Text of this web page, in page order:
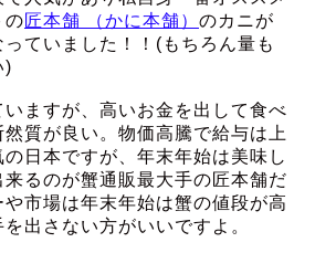
の匠本舗 （かに本舗） のカニが
ていました！！(もちろん量も
)
ますが、高いお金を出して食べ
質が良い。物価高騰で給与は上
日本ですが、年末年始は美味し
るのが蟹通販最大手の匠本舗だ
市場は年末年始は蟹の値段が高
出さない方がいいですよ。